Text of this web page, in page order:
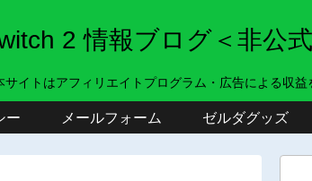
2 情報ブログ＜非公
イトはアフィリエイトプログラム・広告による収益
ー メールフォーム ゼルダグッズ